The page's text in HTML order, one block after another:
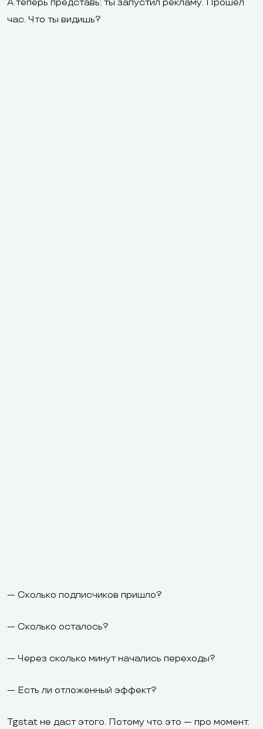
А теперь представь: ты запустил рекламу. Прошёл
час. Что ты видишь?
— Сколько подписчиков пришло?
— Сколько осталось?
— Через сколько минут начались переходы?
— Есть ли отложенный эффект?
Tgstat не даст этого. Потому что это — про момент.